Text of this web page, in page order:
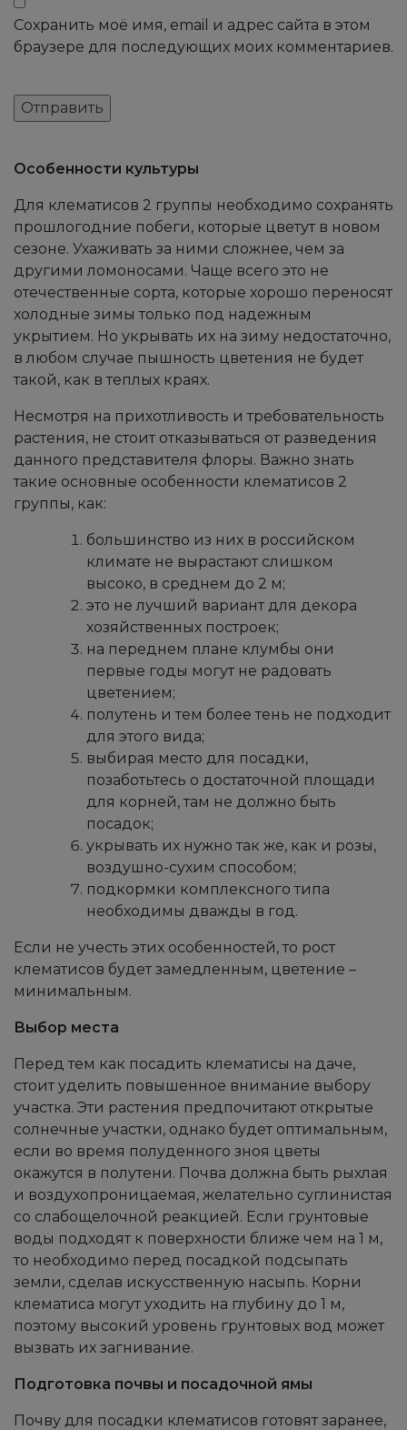
Сохранить моё имя, email и адрес сайта в этом
браузере для последующих моих комментариев.
Особенности культуры
Для клематисов 2 группы необходимо сохранять
прошлогодние побеги, которые цветут в новом
сезоне. Ухаживать за ними сложнее, чем за
другими ломоносами. Чаще всего это не
отечественные сорта, которые хорошо переносят
холодные зимы только под надежным
укрытием. Но укрывать их на зиму недостаточно,
в любом случае пышность цветения не будет
такой, как в теплых краях.
Несмотря на прихотливость и требовательность
растения, не стоит отказываться от разведения
данного представителя флоры. Важно знать
такие основные особенности клематисов 2
группы, как:
большинство из них в российском
климате не вырастают слишком
высоко, в среднем до 2 м;
это не лучший вариант для декора
хозяйственных построек;
на переднем плане клумбы они
первые годы могут не радовать
цветением;
полутень и тем более тень не подходит
для этого вида;
выбирая место для посадки,
позаботьтесь о достаточной площади
для корней, там не должно быть
посадок;
укрывать их нужно так же, как и розы,
воздушно-сухим способом;
подкормки комплексного типа
необходимы дважды в год.
Если не учесть этих особенностей, то рост
клематисов будет замедленным, цветение –
минимальным.
Выбор места
Перед тем как посадить клематисы на даче,
стоит уделить повышенное внимание выбору
участка. Эти растения предпочитают открытые
солнечные участки, однако будет оптимальным,
если во время полуденного зноя цветы
окажутся в полутени. Почва должна быть рыхлая
и воздухопроницаемая, желательно суглинистая
со слабощелочной реакцией. Если грунтовые
воды подходят к поверхности ближе чем на 1 м,
то необходимо перед посадкой подсыпать
земли, сделав искусственную насыпь. Корни
клематиса могут уходить на глубину до 1 м,
поэтому высокий уровень грунтовых вод может
вызвать их загнивание.
Подготовка почвы и посадочной ямы
Почву для посадки клематисов готовят заранее,